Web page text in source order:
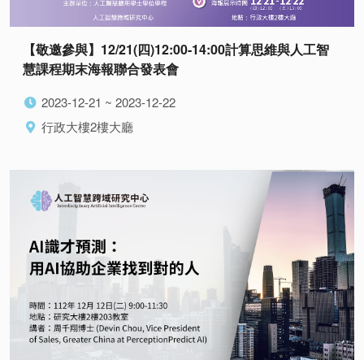
【敬邀參與】12/21(四)12:00-14:00計算思維與人工智
慧課程期末海報聯合發表會
2023-12-21 ~ 2023-12-22
行政大樓2樓大廳